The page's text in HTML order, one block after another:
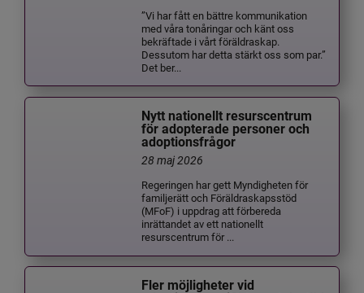
”Vi har fått en bättre kommunikation
med våra tonåringar och känt oss
bekräftade i vårt föräldraskap.
Dessutom har detta stärkt oss som par.”
Det ber...
Nytt nationellt resurscentrum
för adopterade personer och
adoptionsfrågor
28 maj 2026
Regeringen har gett Myndigheten för
familjerätt och Föräldraskapsstöd
(MFoF) i uppdrag att förbereda
inrättandet av ett nationellt
resurscentrum för ...
Fler möjligheter vid